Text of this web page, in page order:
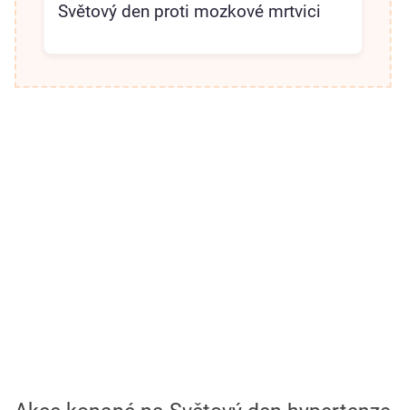
Světový den proti mozkové mrtvici